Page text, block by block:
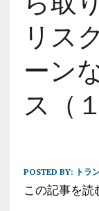
リス
ーン
ス（
POSTED BY: トラ
この記事を読